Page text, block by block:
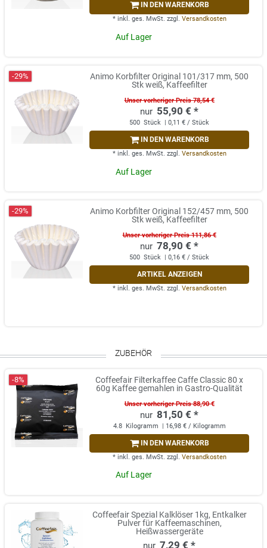
IN DEN WARENKORB
* inkl. ges. MwSt. zzgl. Versandkosten
Auf Lager
-29%
Animo Korbfilter Original 101/317 mm, 500
Stk weiß, Kaffeefilter
Unser vorheriger Preis 78,54 €
55,90 € *
500 Stück | 0,11 € / Stück
IN DEN WARENKORB
* inkl. ges. MwSt. zzgl. Versandkosten
Auf Lager
-29%
Animo Korbfilter Original 152/457 mm, 500
Stk weiß, Kaffeefilter
Unser vorheriger Preis 111,86 €
78,90 € *
500 Stück | 0,16 € / Stück
ARTIKEL ANZEIGEN
* inkl. ges. MwSt. zzgl. Versandkosten
ZUBEHÖR
-8%
Coffeefair Filterkaffee Caffe Classic 80 x
60g Kaffee gemahlen in Gastro-Qualität
Unser vorheriger Preis 88,90 €
81,50 € *
4.8 Kilogramm | 16,98 € / Kilogramm
IN DEN WARENKORB
* inkl. ges. MwSt. zzgl. Versandkosten
Auf Lager
Coffeefair Spezial Kalklöser 1kg, Entkalker
Pulver für Kaffeemaschinen,
Heißwassergeräte
7,29 € *